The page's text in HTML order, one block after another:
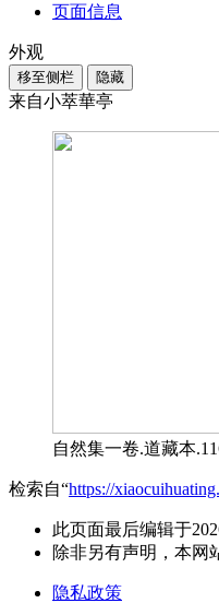
页面信息
外观
移至侧栏 隐藏
来自小萃華亭
自然集一卷.道藏本
检索自“https://
此页面最后编辑于
除非另有声明，本网
隐私政策